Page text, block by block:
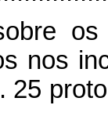
nos
25